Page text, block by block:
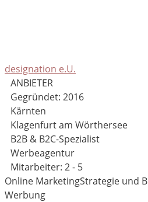
designation e.U.
ANBIETER
Gegründet: 2016
Kärnten
Klagenfurt am Wörthersee
B2B & B2C-Spezialist
Werbeagentur
Mitarbeiter: 2 - 5
Online MarketingStrategie und
Werbung